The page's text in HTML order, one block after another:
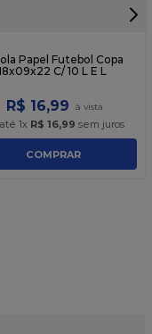
Papel Futebol Copa
C/ 10 L E L
R$ 16,99
1x R$ 16,99 sem juros
COMPRAR